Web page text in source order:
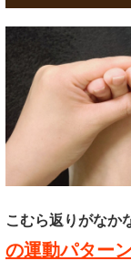
こむら返りがなか
の運動パター